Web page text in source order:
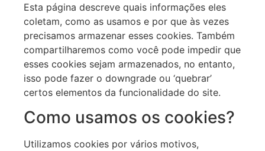
Esta página descreve quais informações eles
coletam, como as usamos e por que às vezes
precisamos armazenar esses cookies. Também
compartilharemos como você pode impedir que
esses cookies sejam armazenados, no entanto,
isso pode fazer o downgrade ou ‘quebrar’
certos elementos da funcionalidade do site.
Como usamos os cookies?
Utilizamos cookies por vários motivos,